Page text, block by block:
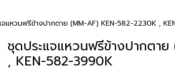
จแหวนฟรีข้างปากตาย (MM-AF) KEN-582-2230K ,
ชุดประแจแหวนฟรีข้างปากตา
, KEN-582-3990K